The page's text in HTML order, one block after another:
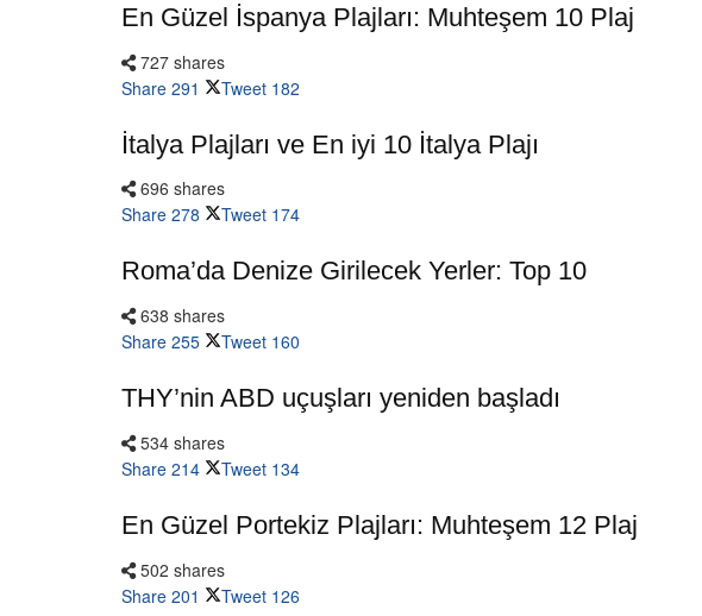
En Güzel İspanya Plajları: Muhteşem 10 Plaj
727 shares
Share 291 Tweet 182
İtalya Plajları ve En iyi 10 İtalya Plajı
696 shares
Share 278 Tweet 174
Roma’da Denize Girilecek Yerler: Top 10
638 shares
Share 255 Tweet 160
THY’nin ABD uçuşları yeniden başladı
534 shares
Share 214 Tweet 134
En Güzel Portekiz Plajları: Muhteşem 12 Plaj
502 shares
Share 201 Tweet 126